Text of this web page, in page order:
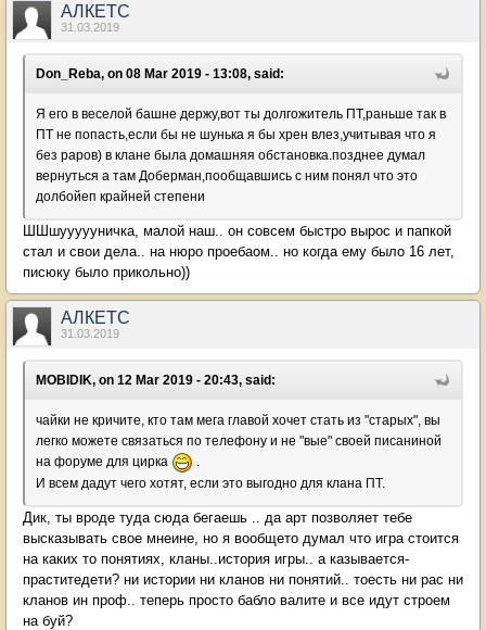
АЛКЕТС
31.03.2019
Don_Reba, on 08 Mar 2019 - 13:08, said:
Я его в веселой башне держу,вот ты долгожитель ПТ,раньше так в
ПТ не попасть,если бы не шунька я бы хрен влез,учитывая что я
без раров) в клане была домашняя обстановка.позднее думал
вернуться а там Доберман,пообщавшись с ним понял что это
долбойеп крайней степени
ШШшуууууничка, малой наш.. он совсем быстро вырос и папкой
стал и свои дела.. на нюро проебаом.. но когда ему было 16 лет,
писюку было прикольно))
АЛКЕТС
31.03.2019
MOBIDIK, on 12 Mar 2019 - 20:43, said:
чайки не кричите, кто там мега главой хочет стать из "старых", вы
легко можете связаться по телефону и не "вые" своей писаниной
на форуме для цирка
И всем дадут чего хотят, если это выгодно для клана ПТ.
Дик, ты вроде туда сюда бегаешь .. да арт позволяет тебе
высказывать свое мнеине, но я вообщето думал что игра стоится
на каких то понятиях, кланы..история игры.. а казывается-
праститедети? ни истории ни кланов ни понятий.. тоесть ни рас ни
кланов ин проф.. теперь просто бабло валите и все идут строем
на буй?